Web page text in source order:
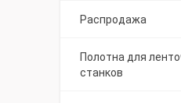
Распродажа
Полотна для
станков